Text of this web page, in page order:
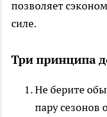
позволяет
силе.
Три принципа
Не берите
пару сезонов